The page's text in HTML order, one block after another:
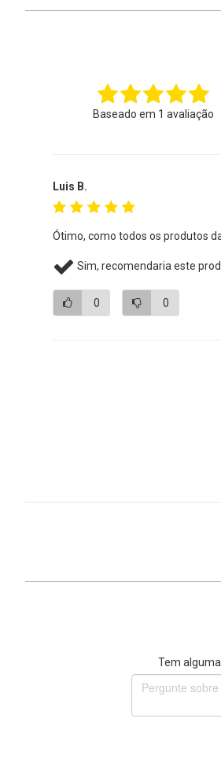
Baseado em 1 avaliação
Luis B.
Ótimo, como todos os produtos
Sim, recomendaria este
0 0
Tem